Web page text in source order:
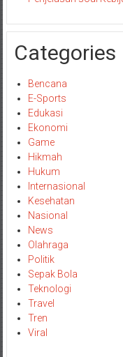
Categories
Bencana
E-Sports
Edukasi
Ekonomi
Game
Hikmah
Hukum
Internasional
Kesehatan
Nasional
News
Olahraga
Politik
Sepak Bola
Teknologi
Travel
Tren
Viral